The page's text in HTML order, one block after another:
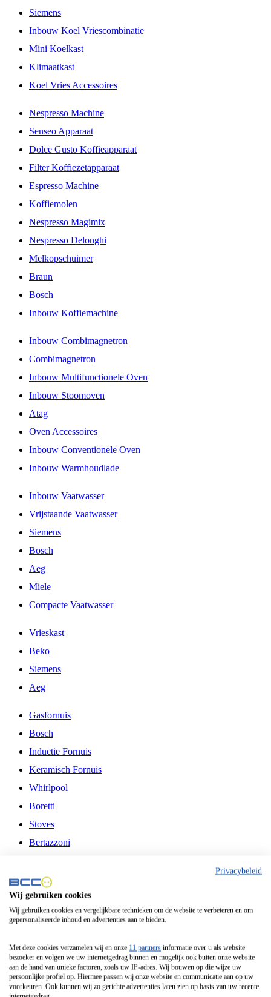
Siemens
Inbouw Koel Vriescombinatie
Mini Koelkast
Klimaatkast
Koel Vries Accessoires
Nespresso Machine
Senseo Apparaat
Dolce Gusto Koffieapparaat
Filter Koffiezetapparaat
Espresso Machine
Koffiemolen
Nespresso Magimix
Nespresso Delonghi
Melkopschuimer
Braun
Bosch
Inbouw Koffiemachine
Inbouw Combimagnetron
Combimagnetron
Inbouw Multifunctionele Oven
Inbouw Stoomoven
Atag
Oven Accessoires
Inbouw Conventionele Oven
Inbouw Warmhoudlade
Inbouw Vaatwasser
Vrijstaande Vaatwasser
Siemens
Bosch
Aeg
Miele
Compacte Vaatwasser
Vrieskast
Beko
Siemens
Aeg
Gasfornuis
Bosch
Inductie Fornuis
Keramisch Fornuis
Whirlpool
Boretti
Stoves
Bertazzoni
Fitelli
Airfryer
Frituurpan
Contactgrill
Broodbakmachine
Broodrooster
Privacybeleid
Wij gebruiken cookies
Wij gebruiken cookies en vergelijkbare technieken om de website te verbeteren en om
gepersonaliseerde inhoud en advertenties aan te bieden.
Met deze cookies verzamelen wij en onze 11 partners informatie over u als website
bezoeker en volgen we uw internetgedrag binnen en mogelijk ook buiten onze website
aan de hand van unieke factoren, zoals uw IP-adres. Wij bouwen op die wijze uw
persoonlijke profiel op. Hiermee passen wij onze website en communicatie aan op uw
voorkeuren. Ook kunnen wij zo gerichte advertenties laten zien op basis van uw recente